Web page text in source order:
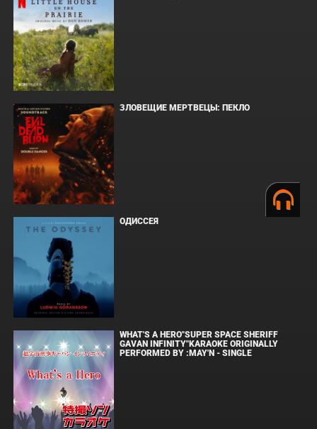
ЗЛОВЕЩИЕ МЕРТВЕЦЫ: ПЕКЛО
ОДИССЕЯ
WHAT'S A HERO"SUPER SPACE SHERIFF
GAVAN INFINITY"KARAOKE ORIGINALLY
PERFORMED BY :MAY'N - SINGLE